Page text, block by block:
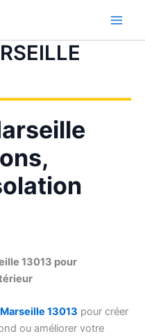
13013 pour
13013 pour créer
ou améliorer votre